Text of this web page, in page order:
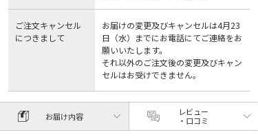
ご注文キャンセル
につきまして
お届けの変更及びキャンセルは4月23
日（水）までにお電話にてご連絡をお
願いいたします。
それ以外のご注文後の変更及びキャン
セルはお受けできません。
お届け内容
レビュー
・口コミ